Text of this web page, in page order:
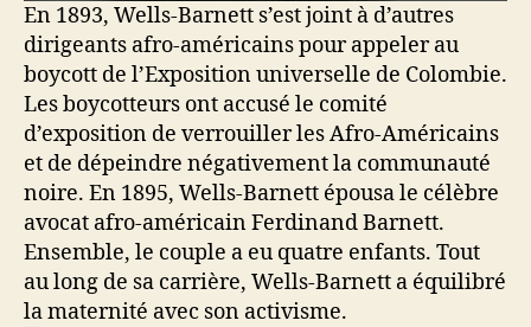
En 1893, Wells-Barnett s’est joint à d’autres
dirigeants afro-américains pour appeler au
boycott de l’Exposition universelle de Colombie.
Les boycotteurs ont accusé le comité
d’exposition de verrouiller les Afro-Américains
et de dépeindre négativement la communauté
noire. En 1895, Wells-Barnett épousa le célèbre
avocat afro-américain Ferdinand Barnett.
Ensemble, le couple a eu quatre enfants. Tout
au long de sa carrière, Wells-Barnett a équilibré
la maternité avec son activisme.